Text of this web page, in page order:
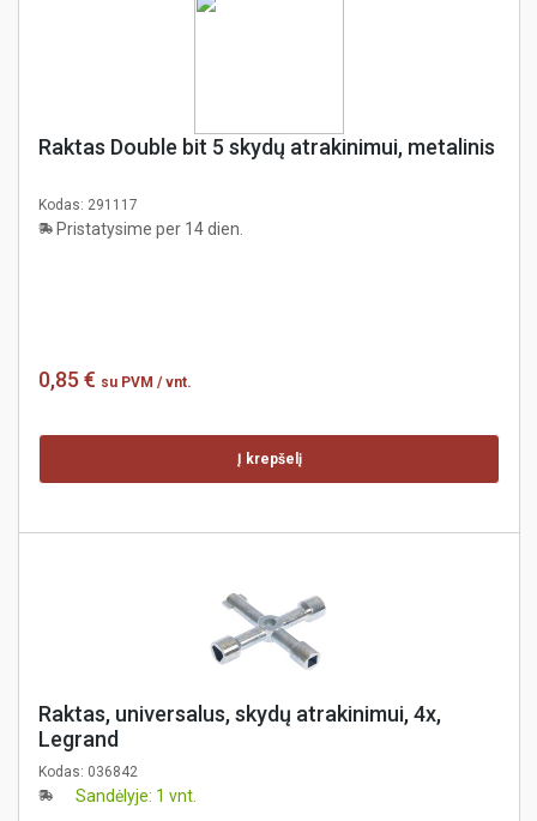
Raktas Double bit 5 skydų atrakinimui, metalinis
Kodas: 291117
Pristatysime per 14 dien.
0,85 € su PVM / vnt.
Į krepšelį
Raktas, universalus, skydų atrakinimui, 4x,
Legrand
Kodas: 036842
Sandėlyje: 1 vnt.